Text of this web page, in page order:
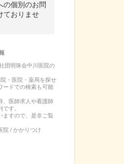
の個別のお問
ておりませ
団明珠会中川医院の
・医院・薬局を探せ
ードでの検索も可能
、医師求人や看護師
す。
ますので、是非ご覧
院 / かかりつけ